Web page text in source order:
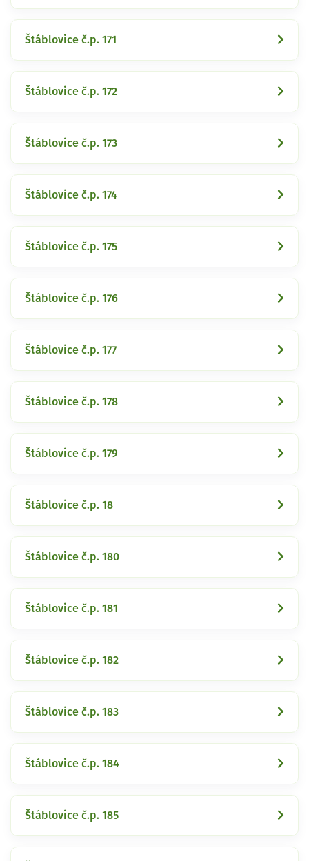
Štáblovice č.p. 171
Štáblovice č.p. 172
Štáblovice č.p. 173
Štáblovice č.p. 174
Štáblovice č.p. 175
Štáblovice č.p. 176
Štáblovice č.p. 177
Štáblovice č.p. 178
Štáblovice č.p. 179
Štáblovice č.p. 18
Štáblovice č.p. 180
Štáblovice č.p. 181
Štáblovice č.p. 182
Štáblovice č.p. 183
Štáblovice č.p. 184
Štáblovice č.p. 185